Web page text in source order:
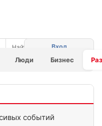
Люди Бизнес
Вход
событий